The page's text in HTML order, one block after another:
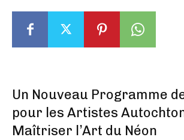
Un Nouveau Programme
pour les Artistes
Maîtriser l’Art du Néon